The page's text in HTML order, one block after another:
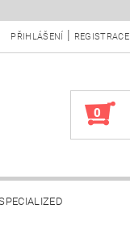
PŘIHLÁŠENÍ REGISTRACE
0